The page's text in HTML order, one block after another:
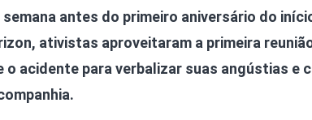
semana antes do primeiro aniversário do
ativistas aproveitaram a primeira
o acidente para verbalizar suas angústias e